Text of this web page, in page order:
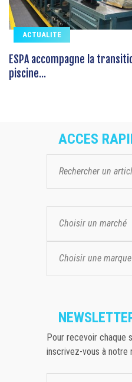
ACTUALITE
ESPA accompagne la
piscine...
ACCES
Choisir un marché
Choisir une marque
Pour recevoir chaque
inscrivez-vous à notre